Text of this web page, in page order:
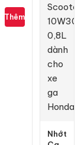
0.8L
Thêm
Nhớt